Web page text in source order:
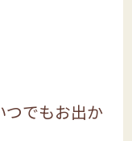
つでもお出か